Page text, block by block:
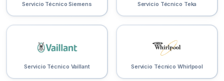
Servicio Técnico Siemens Servicio Técnico Teka
Servicio Técnico Vaillant Servicio Técnico Whirlpool